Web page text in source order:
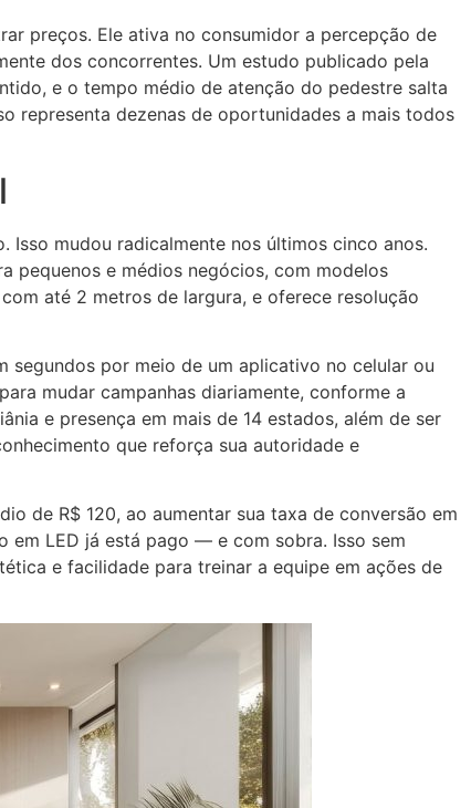
preços. Ele ativa no consumidor a percepção de
dos concorrentes. Um estudo publicado pela
e o tempo médio de atenção do pedestre salta
representa dezenas de oportunidades a mais todos
mudou radicalmente nos últimos cinco anos.
pequenos e médios negócios, com modelos
até 2 metros de largura, e oferece resolução
segundos por meio de um aplicativo no celular ou
mudar campanhas diariamente, conforme a
e presença em mais de 14 estados, além de ser
que reforça sua autoridade e
de R$ 120, ao aumentar sua taxa de conversão em
em LED já está pago — e com sobra. Isso sem
e facilidade para treinar a equipe em ações de